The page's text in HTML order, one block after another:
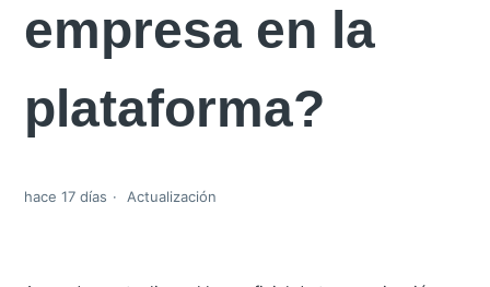
empresa en la
plataforma?
hace 17 días Actualización